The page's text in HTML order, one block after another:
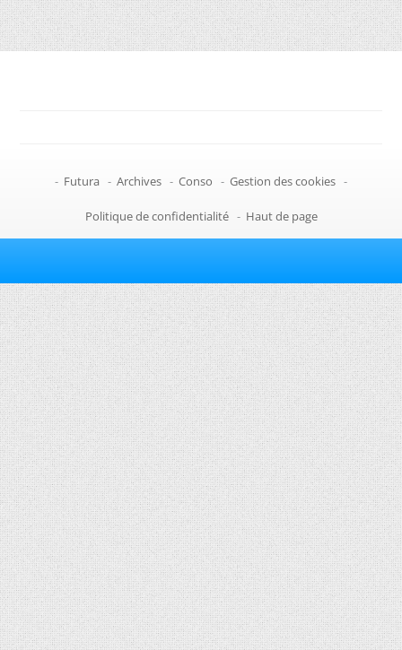
- Futura - Archives - Conso - Gestion des cookies -
Politique de confidentialité - Haut de page